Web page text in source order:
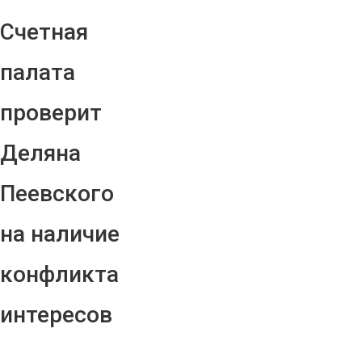
Счетная
палата
проверит
Деляна
Пеевского
на наличие
конфликта
интересов